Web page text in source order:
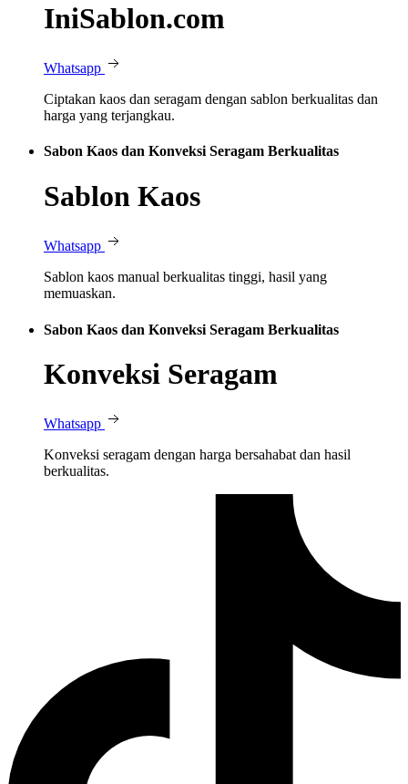
IniSablon.com
Whatsapp
Ciptakan kaos dan seragam dengan sablon berkualitas dan
harga yang terjangkau.
Sabon Kaos dan Konveksi Seragam Berkualitas
Sablon Kaos
Whatsapp
Sablon kaos manual berkualitas tinggi, hasil yang
memuaskan.
Sabon Kaos dan Konveksi Seragam Berkualitas
Konveksi Seragam
Whatsapp
Konveksi seragam dengan harga bersahabat dan hasil
berkualitas.